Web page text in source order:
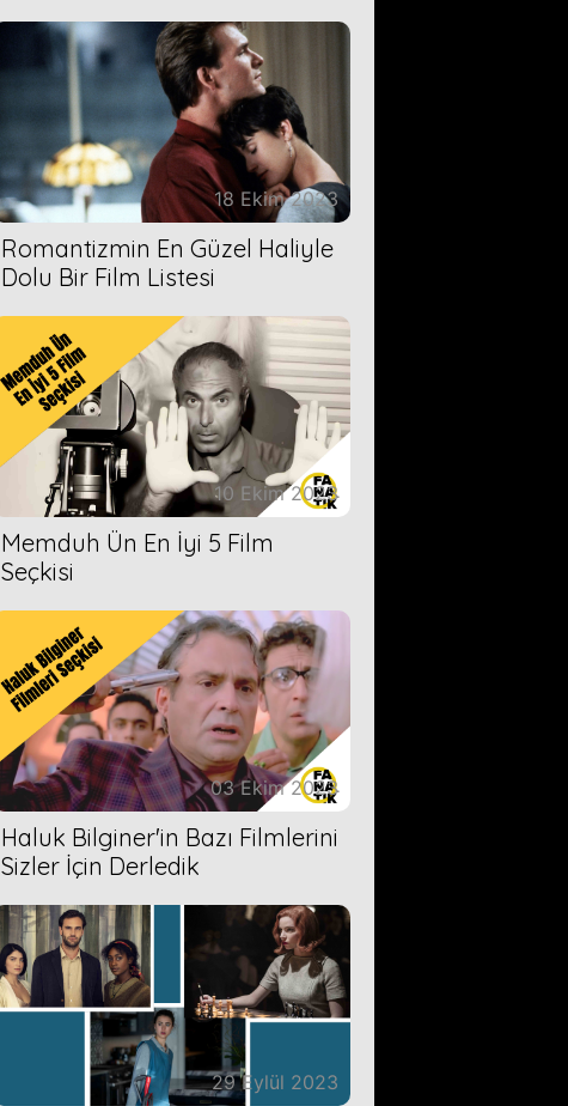
18 Ekim 2023
Romantizmin En Güzel Haliyle
Dolu Bir Film Listesi
10 Ekim 2023
Memduh Ün En İyi 5 Film
Seçkisi
03 Ekim 2023
Haluk Bilginer'in Bazı Filmlerini
Sizler İçin Derledik
29 Eylül 2023